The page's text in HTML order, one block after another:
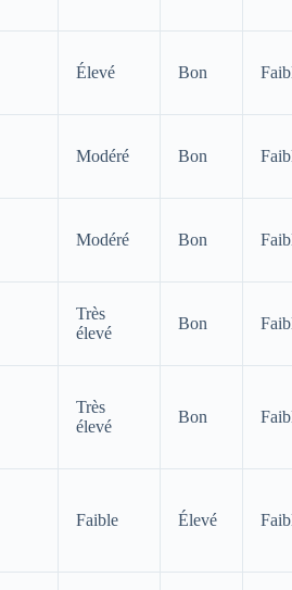
Élevé Bon
Modéré Bon
Modéré Bon
Très
élevé
Bon
Très
élevé
Bon
Faible Élevé